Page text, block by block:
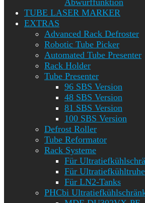
Abwurffunktion
TUBE LASER MARKER
EXTRAS
Advanced Rack Defroster
Robotic Tube Picker
Automated Tube Presenter
Rack Holder
Tube Presenter
96 SBS Version
48 SBS Version
81 SBS Version
100 SBS Version
Defrost Roller
Tube Reformator
Rack Systeme
Für
Für
Für LN2-Tanks
PHCbi